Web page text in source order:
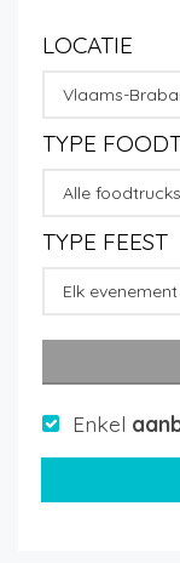
LOCATIE
Vlaams-
TYPE
Alle foodtrucks
TYPE FEEST
Elk evenement
Enkel